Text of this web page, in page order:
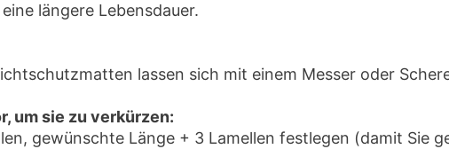
längere Lebensdauer.
lassen sich mit einem Messer oder
um sie zu verkürzen:
gewünschte Länge + 3 Lamellen festlegen (damit Sie